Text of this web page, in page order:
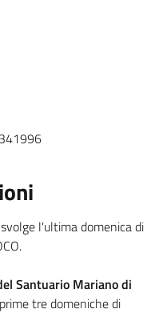
l'ultima domenica di
Santuario Mariano di
tre domeniche di